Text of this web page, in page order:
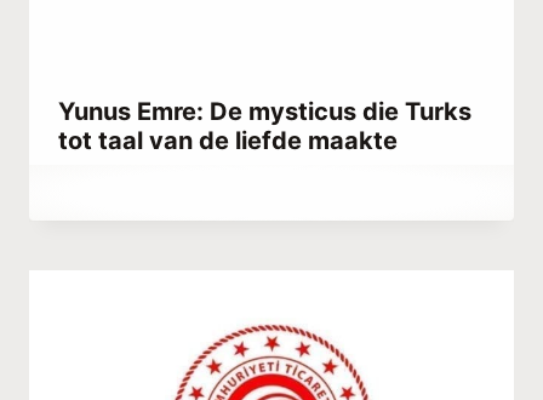
Yunus Emre: De mysticus die Turks
tot taal van de liefde maakte